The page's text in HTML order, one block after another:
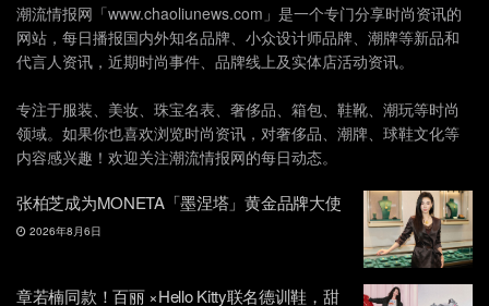
潮流情报网「www.chaoliunews.com」是一个专门分享时尚资讯的
网站，每日播报国内外知名品牌、小众设计师品牌、潮牌等新品和
代言人资讯，近期时尚事件、品牌线上及实体店活动资讯。
专注于服装、美妆、珠宝名表、奢侈品、箱包、鞋靴、潮玩等时尚
领域。如果你也喜欢浏览时尚资讯，对奢侈品、潮牌、球鞋文化等
内容感兴趣！欢迎关注潮流情报网的每日动态。
张柏芝成为MONETA「墨涅塔」黄金品牌大使
2026年8月6日
章若楠同款！百丽 ×Hello Kitty联名德训鞋，甜